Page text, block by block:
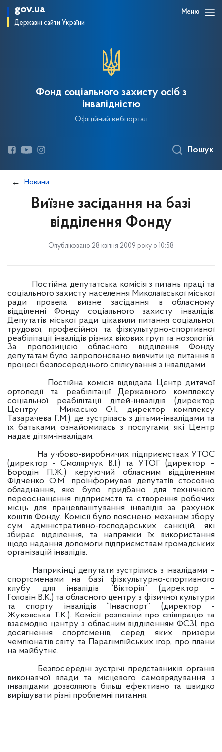
gov.ua
Державні сайти України
Меню
Фонд соціального захисту осіб з
інвалідністю
Офіційний вебпортал
Пошук
Новини
Виїзне засідання на базі
відділення Фонду
Опубліковано 28 квітня 2009 року о 10:58
Постійна депутатська комісія з питань праці та
соціального захисту населення Миколаївської міської
ради провела виїзне засідання в обласному
відділенні Фонду соціального захисту інвалідів.
Депутатів міської ради цікавили питання соціальної,
трудової, професійної та фізкультурно-спортивної
реабілітації інвалідів різних вікових груп та нозологій.
За пропозицією обласного відділення Фонду
депутатам було запропоновано вивчити це питання в
процесі безпосереднього спілкування з інвалідами.
Постійна комісія відвідала Центр дитячої
ортопедії та реабілітації Державного комплексу
соціальної реабілітації дітей-інвалідів (директор
Центру – Михасько О.І., директор комплексу
Тазарачева Г.М.), де зустрілась з дітьми-інвалідами та
їх батьками, ознайомилась з послугами, які Центр
надає дітям-інвалідам.
На учбово-виробничих підприємствах УТОС
(директор - Смолярчук В.І.) та УТОГ (директор –
Бородін П.Ж.) керуючий обласним відділенням
Фідченко О.М. проінформував депутатів стосовно
обладнання, яке було придбано для технічного
переоснащення підприємств та створення робочих
місць для працевлаштування інвалідів за рахунок
коштів Фонду. Комісії було пояснено механізм збору
сум адміністративно-господарських санкцій, які
збирає відділення, та напрямки їх використання
щодо надання допомоги підприємствам громадських
організацій інвалідів.
Наприкінці депутати зустрілись з інвалідами –
спортсменами на базі фізкультурно-спортивного
клубу для інвалідів “Вікторія” (директор –
Головін В.К.) та обласного центру з фізичної культури
та спорту інвалідів “Інваспорт” (директор -
Жуковська Т.К.). Комісії розповіли про співпрацю та
взаємодію центру з обласним відділенням ФСЗІ, про
досягнення спортсменів, серед яких призери
чемпіонатів світу та Паралімпійських ігор, про плани
на майбутнє.
Безпосередні зустрічі представників органів
виконавчої влади та місцевого самоврядування з
інвалідами дозволяють більш ефективно та швидко
вирішувати різні проблемні питання.